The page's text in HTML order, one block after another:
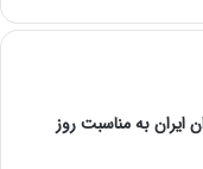
ایران به مناسبت روز